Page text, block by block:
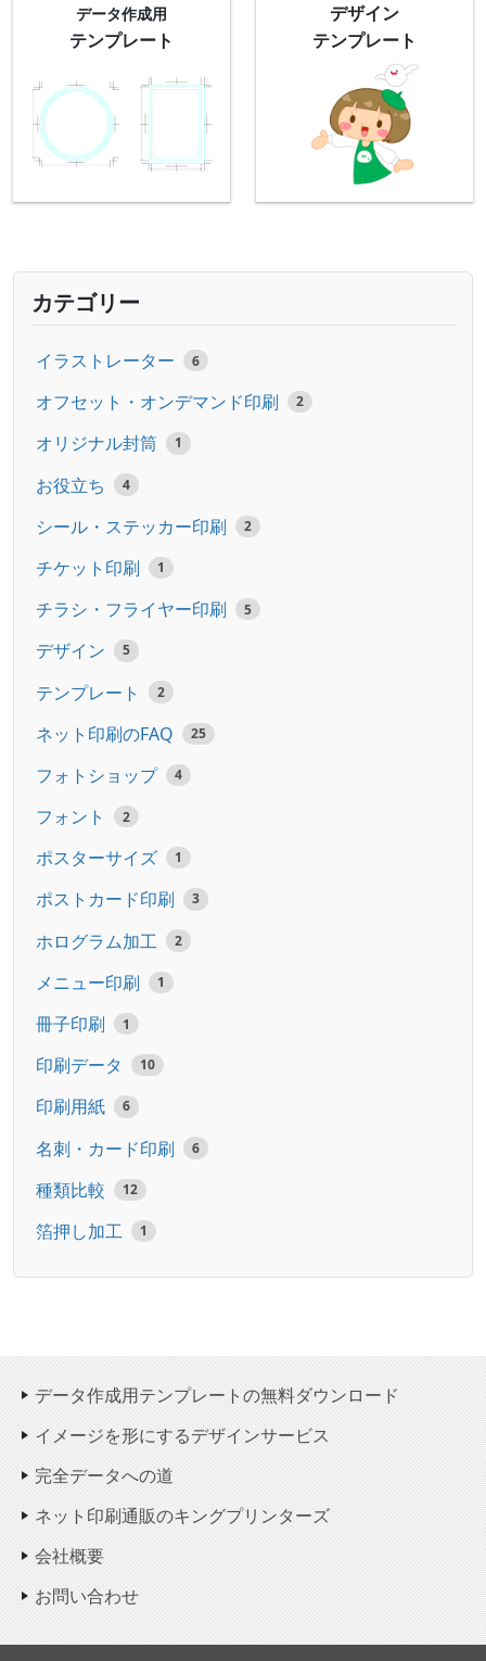
データ作成用
テンプレート
デザイン
テンプレート
カテゴリー
イラストレーター 6
オフセット・オンデマンド印刷 2
オリジナル封筒 1
お役立ち 4
シール・ステッカー印刷 2
チケット印刷 1
チラシ・フライヤー印刷 5
デザイン 5
テンプレート 2
ネット印刷のFAQ 25
フォトショップ 4
フォント 2
ポスターサイズ 1
ポストカード印刷 3
ホログラム加工 2
メニュー印刷 1
冊子印刷 1
印刷データ 10
印刷用紙 6
名刺・カード印刷 6
種類比較 12
箔押し加工 1
データ作成用テンプレートの無料ダウンロード
イメージを形にするデザインサービス
完全データへの道
ネット印刷通販のキングプリンターズ
会社概要
お問い合わせ